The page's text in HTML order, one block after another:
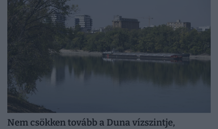
Nem csökken tovább a Duna vízszintje,